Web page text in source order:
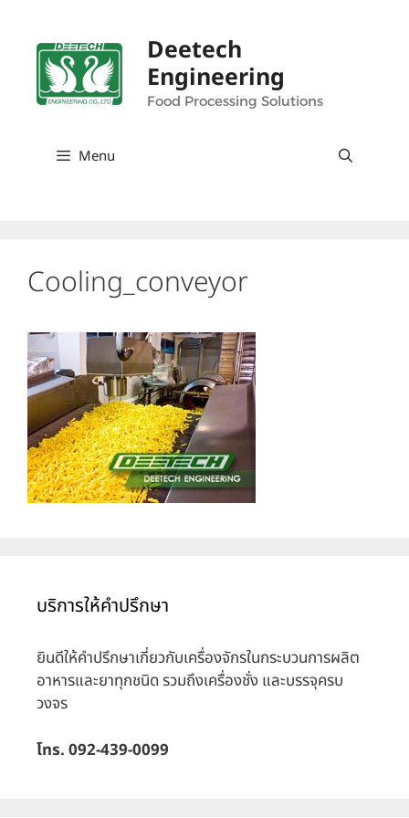
content
Deetech
Engineering
Food Processing Solutions
Menu
Cooling_conveyor
บริการให้คำปรึกษา
ยินดีให้คำปรึกษาเกี่ยวกับเครื่องจักรในกระบวนการผลิต
อาหารและยาทุกชนิด รวมถึงเครื่องชั่ง และบรรจุครบ
วงจร
โทร. 092-439-0099